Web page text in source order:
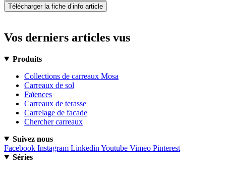
Télécharger la fiche d’info article
Vos derniers articles vus
Produits
Collections de carreaux Mosa
Carreaux de sol
Faïences
Carreaux de terasse
Carrelage de facade
Chercher carreaux
Suivez nous
Facebook Instagram Linkedin Youtube Vimeo Pinterest
Séries